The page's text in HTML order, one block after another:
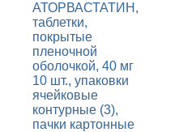
АТОРВАСТАТИН,
таблетки,
покрытые
пленочной
оболочкой, 40 мг
10 шт., упаковки
ячейковые
контурные (3),
пачки картонные